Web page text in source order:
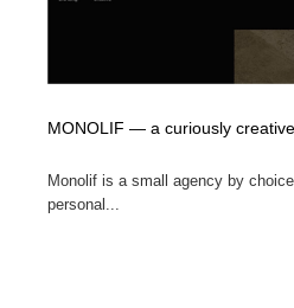
MONOLIF — a curiously
Monolif is a small agency by
personal...